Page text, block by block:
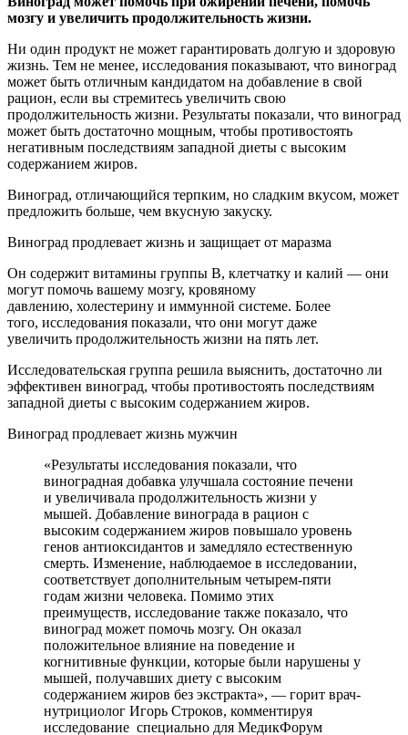
мозгу и увеличить продолжительность жизни.
Ни один продукт не может гарантировать долгую и здоровую
жизнь. Тем не менее, исследования показывают, что виноград
может быть отличным кандидатом на добавление в свой
рацион, если вы стремитесь увеличить свою
продолжительность жизни. Результаты показали, что виноград
может быть достаточно мощным, чтобы противостоять
негативным последствиям западной диеты с высоким
содержанием жиров.
Виноград, отличающийся терпким, но сладким вкусом, может
предложить больше, чем вкусную закуску.
Виноград продлевает жизнь и защищает от маразма
Он содержит витамины группы В, клетчатку и калий — они
могут помочь вашему мозгу, кровяному
давлению, холестерину и иммунной системе. Более
того, исследования показали, что они могут даже
увеличить продолжительность жизни на пять лет.
Исследовательская группа решила выяснить, достаточно ли
эффективен виноград, чтобы противостоять последствиям
западной диеты с высоким содержанием жиров.
Виноград продлевает жизнь мужчин
«Результаты исследования показали, что
виноградная добавка улучшала состояние печени
и увеличивала продолжительность жизни у
мышей. Добавление винограда в рацион с
высоким содержанием жиров повышало уровень
генов антиоксидантов и замедляло естественную
смерть. Изменение, наблюдаемое в исследовании,
соответствует дополнительным четырем-пяти
годам жизни человека. Помимо этих
преимуществ, исследование также показало, что
виноград может помочь мозгу. Он оказал
положительное влияние на поведение и
когнитивные функции, которые были нарушены у
мышей, получавших диету с высоким
содержанием жиров без экстракта», — горит врач-
нутрициолог Игорь Строков, комментируя
исследование специально для МедикФорум